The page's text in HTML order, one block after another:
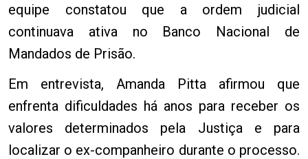
equipe constatou que a ordem judicial
continuava ativa no Banco Nacional de
Mandados de Prisão.
Em entrevista, Amanda Pitta afirmou que
enfrenta dificuldades há anos para receber os
valores determinados pela Justiça e para
localizar o ex-companheiro durante o processo.